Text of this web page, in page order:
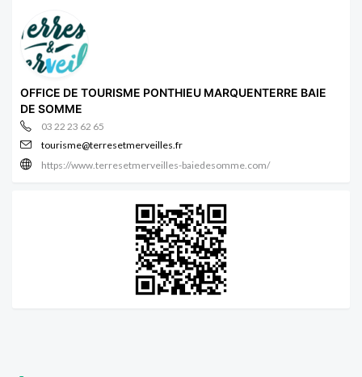
OFFICE DE TOURISME PONTHIEU MARQUENTERRE BAIE
DE SOMME
03 22 23 62 65
tourisme@terresetmerveilles.fr
https://www.terresetmerveilles-baiedesomme.com/